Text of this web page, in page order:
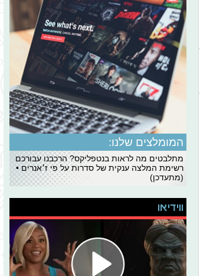
המומלצים שלנו:
מתלבטים מה לראות בנטפליקס? הרכבנו עבורכם
רשימת המלצה ענקית של סדרות על פי ז׳אנרים •
(מתעדכן)
ווידיאו